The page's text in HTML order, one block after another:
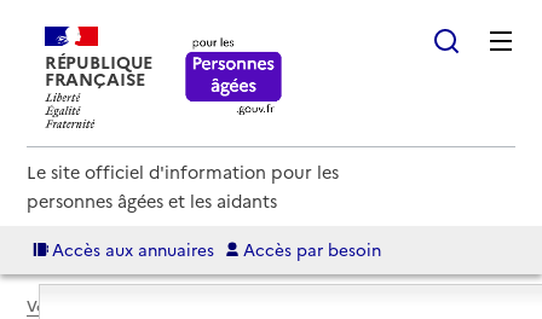
RÉPUBLIQUE
FRANÇAISE
Le site officiel d'information pour les
personnes âgées et les aidants
Accès aux annuaires Accès par besoin
Voir le fil d’Ariane